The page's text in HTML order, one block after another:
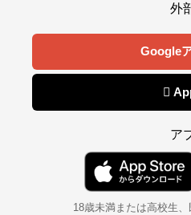
外
Google

ア
18歳未満または高校生